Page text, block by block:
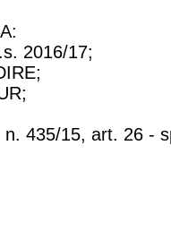
2016/17;
435/15, art. 26 -